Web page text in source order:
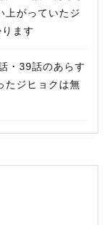
上がっていたジ
ます
・39話のあらす
たジヒョクは無